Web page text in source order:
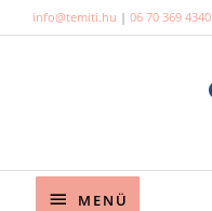
to
info@temiti.hu | 06 70 369 4340
Below
MENÜ